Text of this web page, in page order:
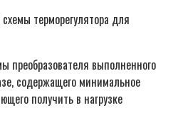
терморегулятора для
преобразователя выполненного
содержащего минимальное
получить в нагрузке